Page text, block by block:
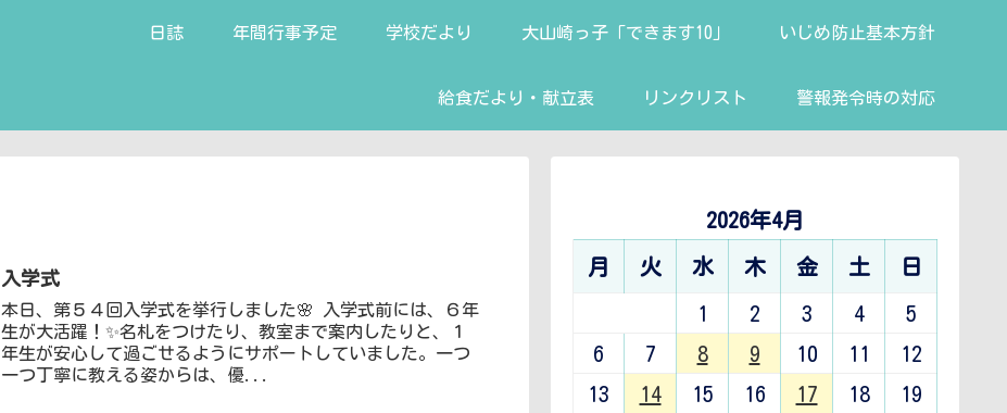
日誌 年間行事予定 学校だより 大山崎っ子「できます10」 いじめ防止基本方針
給食だより・献立表 リンクリスト 警報発令時の対応
入学式
本日、第５４回入学式を挙行しました🌸 入学式前には、６年
生が大活躍！✨名札をつけたり、教室まで案内したりと、１
年生が安心して過ごせるようにサポートしていました。一つ
一つ丁寧に教える姿からは、優...
2026年4月
月 火 水 木 金 土 日
1 2 3 4
5
6
7 8 9 10 11
12
13
14 15 16 17 18
19